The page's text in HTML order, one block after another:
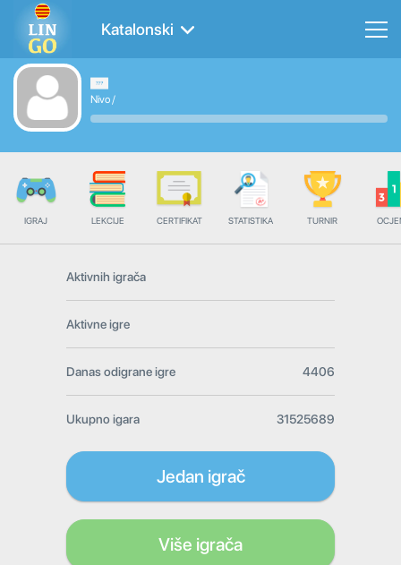
Katalonski
Nivo/
IGRAJ LEKCIJE CERTIFIKAT STATISTIKA TURNIR
Aktivnih igrača
Aktivne igre
Danas odigrane igre 4406
Ukupno igara 31525689
Jedan igrač
Više igrača